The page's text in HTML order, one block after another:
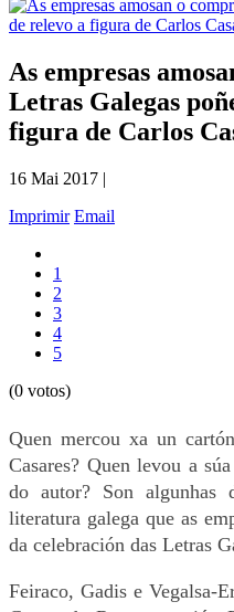
As empresas
Letras Galegas
figura de Carlos
16 Mai 2017 |
Imprimir Email
1
2
3
4
5
(0 votos)
Quen mercou xa un
Casares? Quen levou a
do autor? Son algunhas
literatura galega que as
da celebración das Letras
Feiraco, Gadis e Vegalsa-